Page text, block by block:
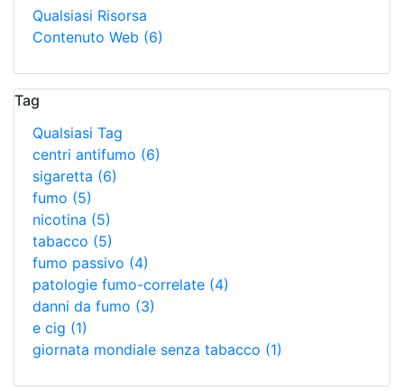
Qualsiasi Risorsa
Contenuto Web (6)
Tag
Qualsiasi Tag
centri antifumo (6)
sigaretta (6)
fumo (5)
nicotina (5)
tabacco (5)
fumo passivo (4)
patologie fumo-correlate (4)
danni da fumo (3)
e cig (1)
giornata mondiale senza tabacco (1)